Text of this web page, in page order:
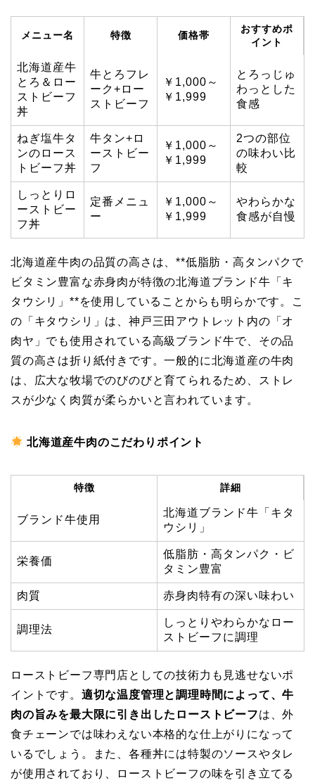
メニュー名 特徴 価格帯
おすすめポ
イント
北海道産牛
とろ＆ロー
ストビーフ
丼
牛とろフレ
ーク+ロー
ストビーフ
￥1,000～
￥1,999
とろっじゅ
わっとした
食感
ねぎ塩牛タ
ンのロース
トビーフ丼
牛タン+ロ
ーストビー
フ
￥1,000～
￥1,999
2つの部位
の味わい比
較
しっとりロ
ーストビー
フ丼
定番メニュ
ー
￥1,000～
￥1,999
やわらかな
食感が自慢
北海道産牛肉の品質の高さは、**低脂肪・高タンパクで
ビタミン豊富な赤身肉が特徴の北海道ブランド牛「キ
タウシリ」**を使用していることからも明らかです。こ
の「キタウシリ」は、神戸三田アウトレット内の「オ
肉ヤ」でも使用されている高級ブランド牛で、その品
質の高さは折り紙付きです。一般的に北海道産の牛肉
は、広大な牧場でのびのびと育てられるため、ストレ
スが少なく肉質が柔らかいと言われています。
北海道産牛肉のこだわりポイント
特徴 詳細
ブランド牛使用
北海道ブランド牛「キタ
ウシリ」
栄養価
低脂肪・高タンパク・ビ
タミン豊富
肉質 赤身肉特有の深い味わい
調理法
しっとりやわらかなロー
ストビーフに調理
ローストビーフ専門店としての技術力も見逃せないポ
イントです。 適切な温度管理と調理時間によって、牛
肉の旨みを最大限に引き出したローストビーフは、外
食チェーンでは味わえない本格的な仕上がりになって
いるでしょう。また、各種丼には特製のソースやタレ
が使用されており、ローストビーフの味を引き立てる